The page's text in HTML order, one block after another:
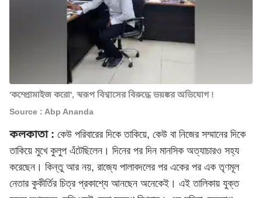
'কম্প্রোমাইজ করো', স্বরূপ বিশ্বাসের বিরুদ্ধে ভয়ঙ্কর অভিযোগ !
Source : Abp Ananda
কলকাতা : কেউ পরিবারের দিকে তাকিয়ে, কেউ বা নিজের সম্মানের দিকে
তাকিয়ে মুখে কুলুপ এঁটেছিলেন। দিনের পর দিন মানসিক অত্যাচারও সহ্য
করেছেন। কিন্তু আর নয়, রাজ্যে পালাবদলের পর একের পর এক তৃণমূল
নেতার কুকীর্তির চিত্র প্রকাশ্যে আনছেন অনেকেই। এই তালিকায় যুক্ত